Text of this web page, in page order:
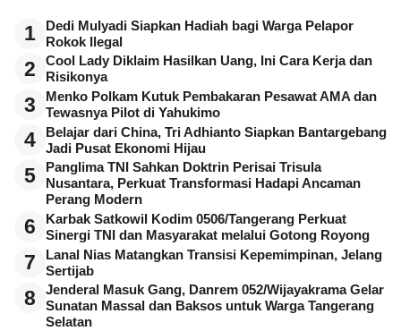
1
Dedi Mulyadi Siapkan Hadiah bagi Warga Pelapor
Rokok Ilegal
2
Cool Lady Diklaim Hasilkan Uang, Ini Cara Kerja dan
Risikonya
3
Menko Polkam Kutuk Pembakaran Pesawat AMA dan
Tewasnya Pilot di Yahukimo
4
Belajar dari China, Tri Adhianto Siapkan Bantargebang
Jadi Pusat Ekonomi Hijau
5
Panglima TNI Sahkan Doktrin Perisai Trisula
Nusantara, Perkuat Transformasi Hadapi Ancaman
Perang Modern
6
Karbak Satkowil Kodim 0506/Tangerang Perkuat
Sinergi TNI dan Masyarakat melalui Gotong Royong
7
Lanal Nias Matangkan Transisi Kepemimpinan, Jelang
Sertijab
8
Jenderal Masuk Gang, Danrem 052/Wijayakrama Gelar
Sunatan Massal dan Baksos untuk Warga Tangerang
Selatan